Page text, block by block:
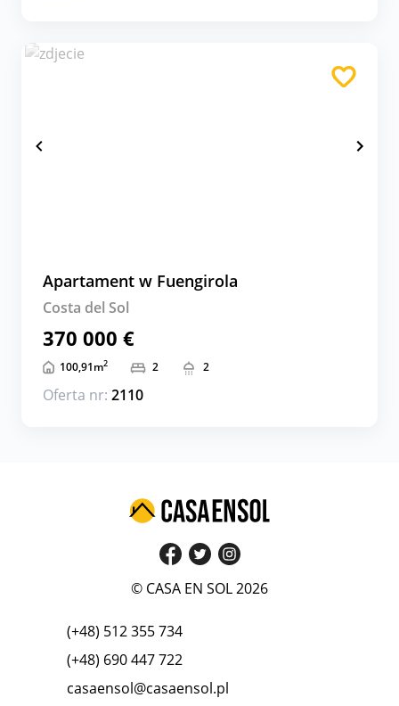
Apartament w Fuengirola
Costa del Sol
370 000 €
100,91m2 2 2
Oferta nr: 2110
© CASA EN SOL 2026
(+48) 512 355 734
(+48) 690 447 722
casaensol@casaensol.pl